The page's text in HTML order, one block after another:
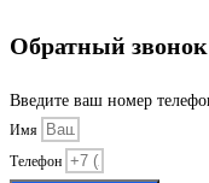
Обратный звонок
Введите ваш номер
Имя
Телефон